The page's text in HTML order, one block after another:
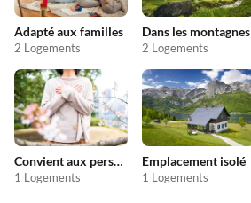
Adapté aux familles
2 Logements
Dans les montagnes
2 Logements
Convient aux personnes allergiques
1 Logements
Emplacement isolé
1 Logements